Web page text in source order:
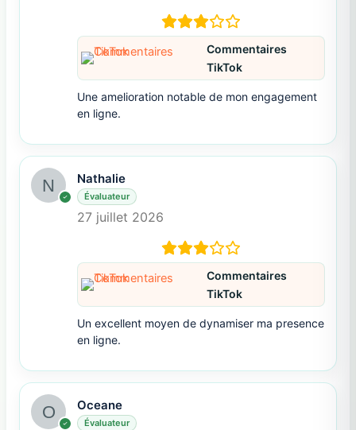
Commentaires
TikTok
Une amelioration notable de mon engagement
en ligne.
Nathalie
Évaluateur
27 juillet 2026
Commentaires
TikTok
Un excellent moyen de dynamiser ma presence
en ligne.
Oceane
Évaluateur